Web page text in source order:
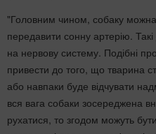
"Головним чином, собаку
передавити сонну артерію.
на нервову систему. Подібні
привести до того, що тварина
або навпаки буде відчувати
вся вага собаки зосереджена
рухатися, то згодом можуть